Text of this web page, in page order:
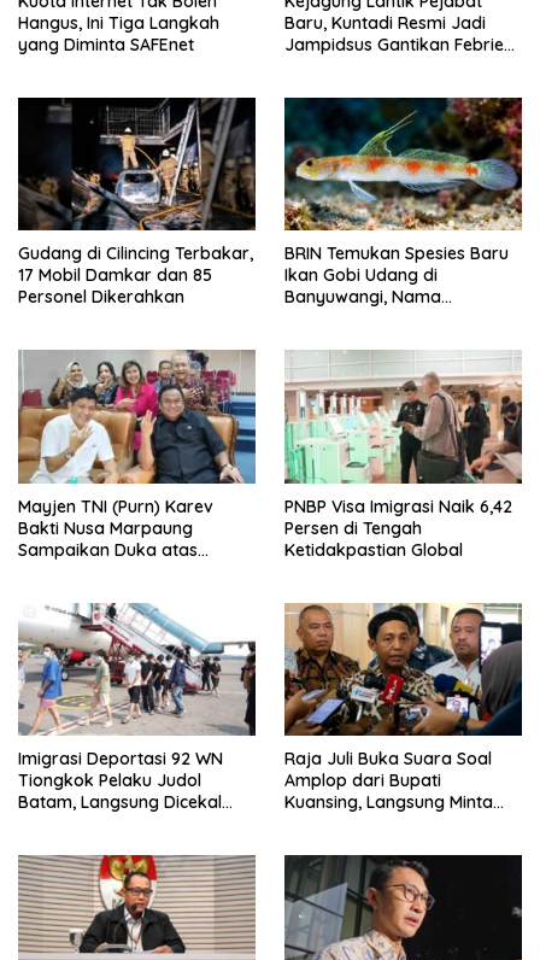
Hangus, Ini Tiga Langkah
yang Diminta SAFEnet
Baru, Kuntadi Resmi Jadi
Jampidsus Gantikan Febrie
Gudang di Cilincing Terbakar,
17 Mobil Damkar dan 85
Personel Dikerahkan
BRIN Temukan Spesies Baru
Ikan Gobi Udang di
Banyuwangi, Nama
Mayjen TNI (Purn) Karev
Bakti Nusa Marpaung
Sampaikan Duka atas
PNBP Visa Imigrasi Naik 6,42
Persen di Tengah
Ketidakpastian Global
Imigrasi Deportasi 92 WN
Tiongkok Pelaku Judol
Batam, Langsung Dicekal
Raja Juli Buka Suara Soal
Amplop dari Bupati
Kuansing, Langsung Minta